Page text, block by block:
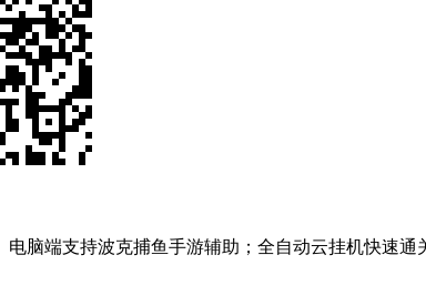
电脑端支持波克捕鱼手游辅助；全自动云挂机快速